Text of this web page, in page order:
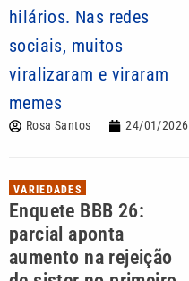
hilários. Nas redes
sociais, muitos
viralizaram e viraram
memes
Rosa Santos 24/01/2026
VARIEDADES
Enquete BBB 26:
parcial aponta
aumento na rejeição